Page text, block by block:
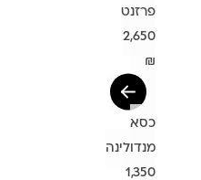
פרזנט
2,650
₪
כסא
מנדולינה
1,350